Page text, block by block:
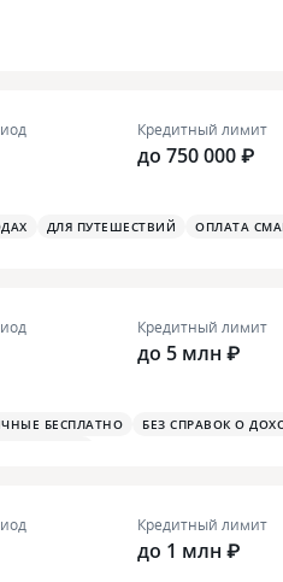
Кредитный лимит
до 750 000 ₽
ДЛЯ ПУТЕШЕСТВИЙ ОПЛАТА
Кредитный лимит
до 5 млн ₽
БЕСПЛАТНО БЕЗ СПРАВОК О
Кредитный лимит
до 1 млн ₽